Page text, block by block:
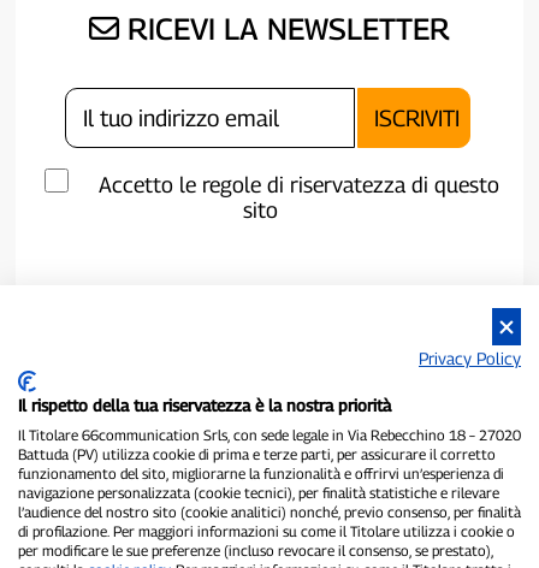
RICEVI LA NEWSLETTER
Accetto le regole di riservatezza di questo
sito
P300.it è una Testata Giornalistica indipendente
Registrazione numero 1/2021 del 1/2/2021 - Tribunale di Pavia
Proprietario ed editore:66communication Srls- P.IVA
Privacy Policy
Il rispetto della tua riservatezza è la nostra priorità
Il Titolare 66communication Srls, con sede legale in Via Rebecchino 18 – 27020
Battuda (PV) utilizza cookie di prima e terze parti, per assicurare il corretto
funzionamento del sito, migliorarne la funzionalità e offrirvi un’esperienza di
navigazione personalizzata (cookie tecnici), per finalità statistiche e rilevare
l’audience del nostro sito (cookie analitici) nonché, previo consenso, per finalità
di profilazione. Per maggiori informazioni su come il Titolare utilizza i cookie o
per modificare le sue preferenze (incluso revocare il consenso, se prestato),